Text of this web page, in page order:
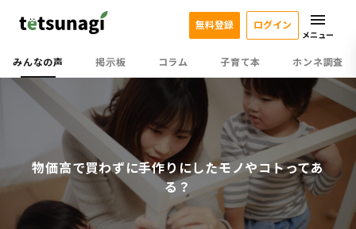
みんなの声 掲示板 コラム 子育て本 ホンネ調査
無料登録 ログイン
メニュー
物価高で買わずに手作りにしたモノやコトってあ
る？